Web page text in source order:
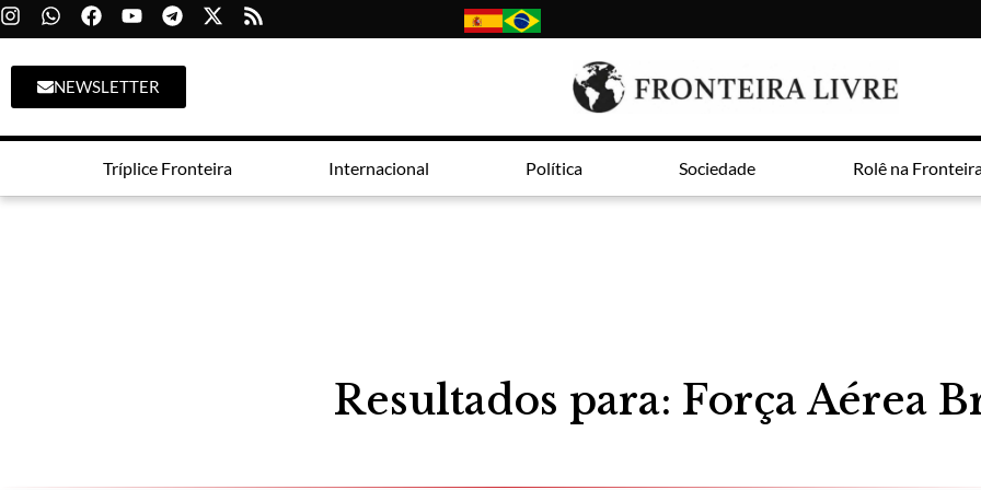
NEWSLETTER
Tríplice Fronteira Internacional Política Sociedade Rolê na
Resultados para: Força Aérea